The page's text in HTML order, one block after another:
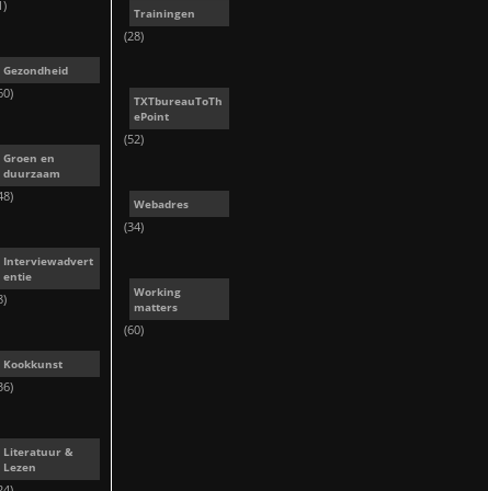
Gezondheid
Groen en
duurzaam
Interviewadvert
entie
Kookkunst
Literatuur &
Lezen
Trainingen
(28)
TXTbureauToTh
ePoint
(52)
Webadres
(34)
Working
matters
(60)